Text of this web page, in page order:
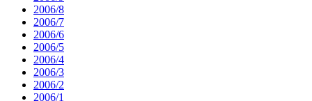
2006/8
2006/7
2006/6
2006/5
2006/4
2006/3
2006/2
2006/1